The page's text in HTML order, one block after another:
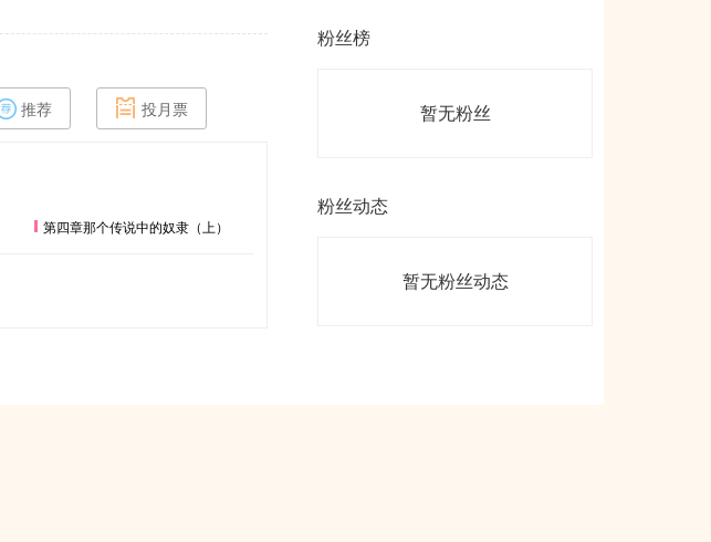
推荐 投月票
第四章那个传说中的奴隶（上）
粉丝榜
暂无粉丝
粉丝动态
暂无粉丝动态